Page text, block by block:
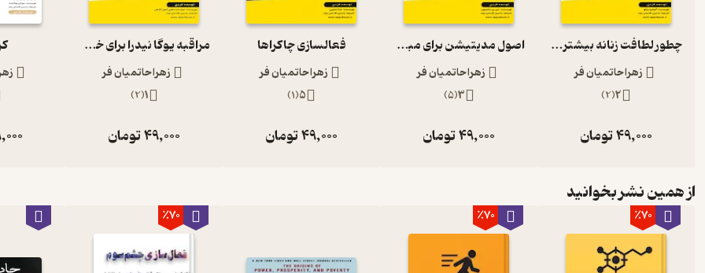
چطور لطافت زنانه بیشتری داشته باشیم
زهرا حاتمیان فر
2
(
2
)
49,000تومان
اصول مدیتیشن برای مبتدیان
زهرا حاتمیان فر
3
(
5
)
49,000تومان
فعالسازی چاکراها
زهرا حاتمیان فر
5
(
1
)
49,000تومان
مراقبه یوگا نیدرا برای خواب بهتر
زهرا حاتمیان فر
1
(
2
)
49,000تومان
از همین نشر بخوانید
٪70 ٪70 ٪70